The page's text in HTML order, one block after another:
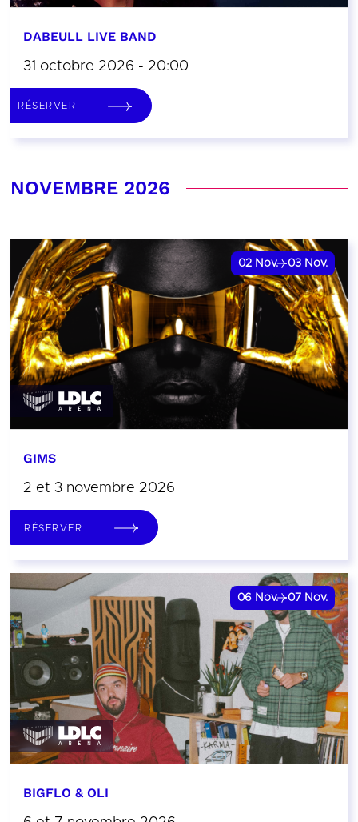
DABEULL LIVE BAND
31 octobre 2026 - 20:00
RÉSERVER
NOVEMBRE 2026
02 Nov. 03 Nov.
GIMS
2 et 3 novembre 2026
RÉSERVER
06 Nov. 07 Nov.
BIGFLO & OLI